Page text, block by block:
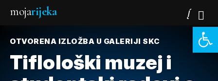
mojarijeka
OTVORENA IZLOŽBA U GALERIJI SKC
Tiflološki muzej i